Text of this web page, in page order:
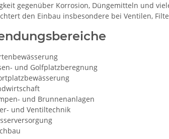
gegenüber Korrosion, Düngemitteln und
den Einbau insbesondere bei Ventilen,
und Golfplatzberegnung
und Brunnenanlagen
und Ventiltechnik